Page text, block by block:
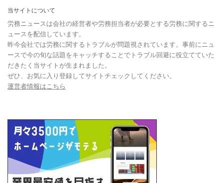
当サイトについて
労務ニュースは会社の経営者や労務担当者が必要とする労務に関するニ
ュースを配信しています。
昨今会社では労務に関するトラブルが問題視されています。事前にニュ
ースで今の旬な話題をキャッチすることでトラブル回避に役立てていた
だきたく当サイトが生まれました。
ぜひ、お気に入り登録してサイトチェックしてください。
運営者情報はこちら